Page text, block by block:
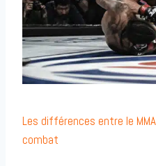
Les différences entre le
combat